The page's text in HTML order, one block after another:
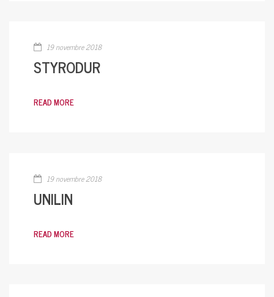
19 novembre 2018
STYRODUR
READ MORE
19 novembre 2018
UNILIN
READ MORE